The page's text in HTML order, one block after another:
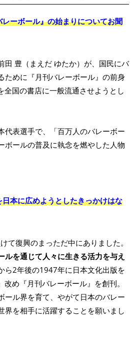
ーボール』の始まりについてお聞
田 豊（まえだ ゆたか）が、国民にバ
ために『月刊バレーボール』の前身
全国の書店に一般流通させようとし
代表選手で、「百万人のバレーボー
ボールの普及に執念を燃やした人物
本に広めようとしたきっかけはな
て復興のまっただ中にありました。
ルを通じて人々に生きる活力を与え
ら2年後の1947年に日本文化出版を
改め『月刊バレーボール』を創刊。
ール界を育て、やがて日本のバレー
界を相手に活躍することを願いまし